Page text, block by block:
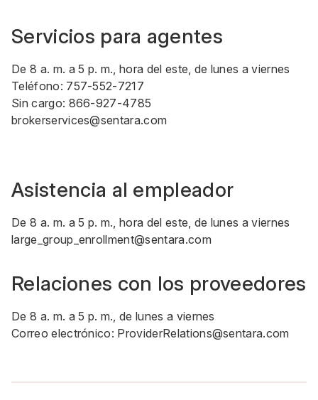
Servicios para agentes
De 8 a. m. a 5 p. m., hora del este, de lunes a viernes
Teléfono: 757-552-7217
Sin cargo: 866-927-4785
brokerservices@sentara.com
Asistencia al empleador
De 8 a. m. a 5 p. m., hora del este, de lunes a viernes
large_group_enrollment@sentara.com
Relaciones con los proveedores
De 8 a. m. a 5 p. m., de lunes a viernes
Correo electrónico: ProviderRelations@sentara.com